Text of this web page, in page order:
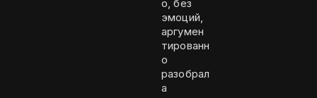
о, без
эмоций,
аргумен
тированн
о
разобрал
а